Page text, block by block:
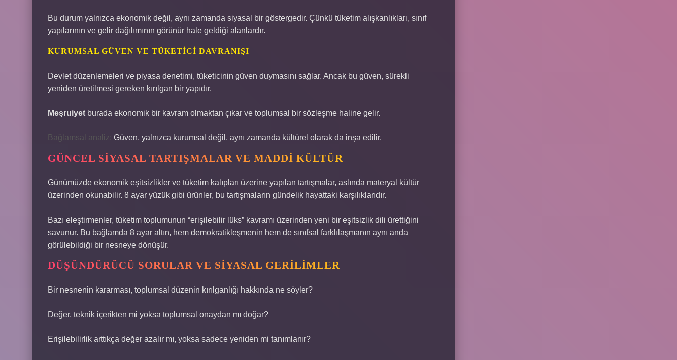
Bu durum yalnızca ekonomik değil, aynı zamanda siyasal bir göstergedir. Çünkü tüketim alışkanlıkları, sınıf
yapılarının ve gelir dağılımının görünür hale geldiği alanlardır.
KURUMSAL GÜVEN VE TÜKETICI DAVRANIŞI
Devlet düzenlemeleri ve piyasa denetimi, tüketicinin güven duymasını sağlar. Ancak bu güven, sürekli
yeniden üretilmesi gereken kırılgan bir yapıdır.
Meşruiyet burada ekonomik bir kavram olmaktan çıkar ve toplumsal bir sözleşme haline gelir.
Bağlamsal analiz: Güven, yalnızca kurumsal değil, aynı zamanda kültürel olarak da inşa edilir.
GÜNCEL SIYASAL TARTIŞMALAR VE MADDI KÜLTÜR
Günümüzde ekonomik eşitsizlikler ve tüketim kalıpları üzerine yapılan tartışmalar, aslında materyal kültür
üzerinden okunabilir. 8 ayar yüzük gibi ürünler, bu tartışmaların gündelik hayattaki karşılıklarıdır.
Bazı eleştirmenler, tüketim toplumunun “erişilebilir lüks” kavramı üzerinden yeni bir eşitsizlik dili ürettiğini
savunur. Bu bağlamda 8 ayar altın, hem demokratikleşmenin hem de sınıfsal farklılaşmanın aynı anda
görülebildiği bir nesneye dönüşür.
DÜŞÜNDÜRÜCÜ SORULAR VE SIYASAL GERILIMLER
Bir nesnenin kararması, toplumsal düzenin kırılganlığı hakkında ne söyler?
Değer, teknik içerikten mi yoksa toplumsal onaydan mı doğar?
Erişilebilirlik arttıkça değer azalır mı, yoksa sadece yeniden mi tanımlanır?